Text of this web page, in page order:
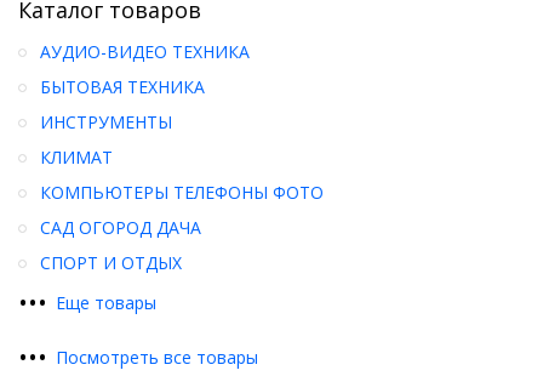
Каталог товаров
••• Еще товары
АУДИО-ВИДЕО ТЕХНИКА
БЫТОВАЯ ТЕХНИКА
ИНСТРУМЕНТЫ
КЛИМАТ
КОМПЬЮТЕРЫ ТЕЛЕФОНЫ ФОТО
САД ОГОРОД ДАЧА
СПОРТ И ОТДЫХ
••• Посмотреть все товары